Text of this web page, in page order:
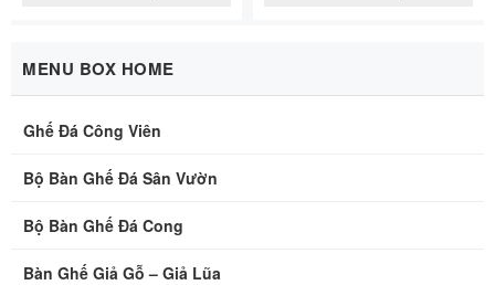
MENU BOX HOME
Ghế Đá Công Viên
Bộ Bàn Ghế Đá Sân Vườn
Bộ Bàn Ghế Đá Cong
Bàn Ghế Giả Gỗ – Giả Lũa